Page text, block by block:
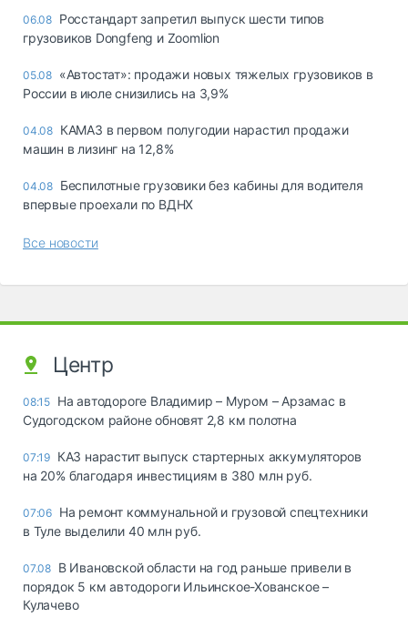
06.08 Росстандарт запретил выпуск шести типов
грузовиков Dongfeng и Zoomlion
05.08 «Автостат»: продажи новых тяжелых грузовиков в
России в июле снизились на 3,9%
04.08 КАМАЗ в первом полугодии нарастил продажи
машин в лизинг на 12,8%
04.08 Беспилотные грузовики без кабины для водителя
впервые проехали по ВДНХ
Все новости
Центр
08:15 На автодороге Владимир – Муром – Арзамас в
Судогодском районе обновят 2,8 км полотна
07:19 КАЗ нарастит выпуск стартерных аккумуляторов
на 20% благодаря инвестициям в 380 млн руб.
07:06 На ремонт коммунальной и грузовой спецтехники
в Туле выделили 40 млн руб.
07.08 В Ивановской области на год раньше привели в
порядок 5 км автодороги Ильинское-Хованское –
Кулачево